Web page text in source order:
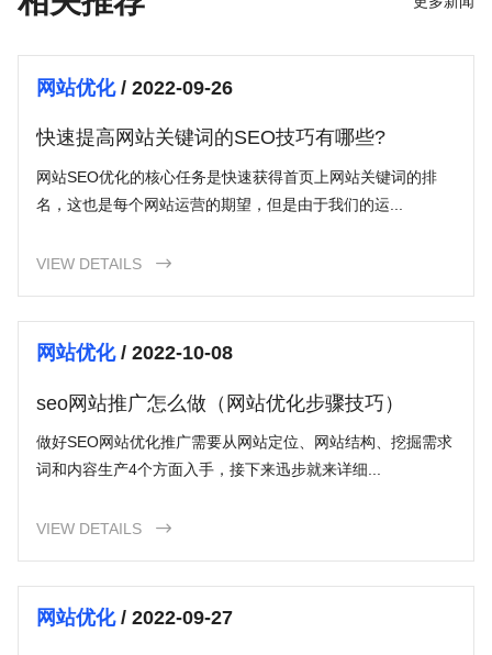
网站优化/ 2022-09-26
快速提高网站关键词的SEO技巧有哪些?
网站SEO优化的核心任务是快速获得首页上网站关键词的排
名，这也是每个网站运营的期望，但是由于我们的运...
VIEW DETAILS 
网站优化/ 2022-10-08
seo网站推广怎么做（网站优化步骤技巧）
做好SEO网站优化推广需要从网站定位、网站结构、挖掘需求
词和内容生产4个方面入手，接下来迅步就来详细...
VIEW DETAILS 
网站优化/ 2022-09-27